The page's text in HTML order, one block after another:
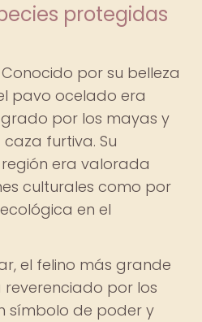
protegidas
Conocido por su belleza
pavo ocelado era
por los mayas y
furtiva. Su
era valorada
culturales como por
en el
el felino más grande
reverenciado por los
símbolo de poder y